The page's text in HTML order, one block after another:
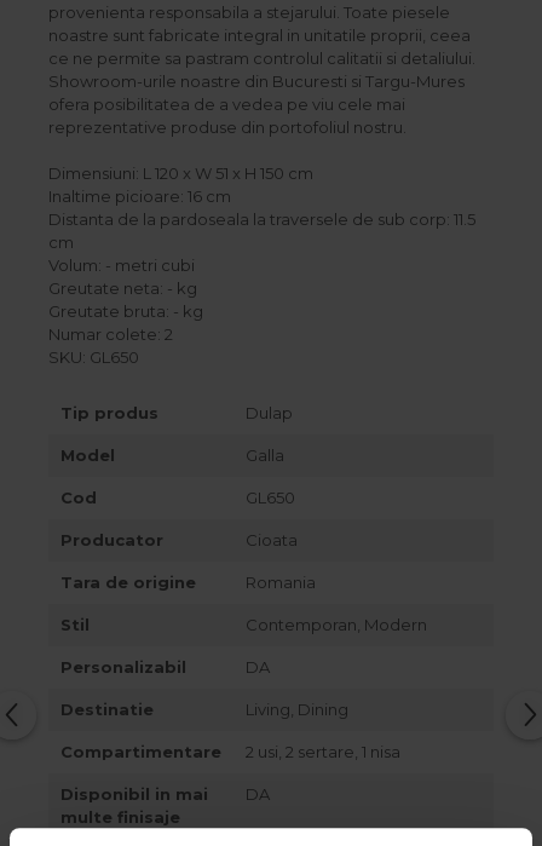
provenienta responsabila a stejarului. Toate piesele
noastre sunt fabricate integral in unitatile proprii, ceea
ce ne permite sa pastram controlul calitatii si detaliului.
Showroom-urile noastre din Bucuresti si Targu-Mures
ofera posibilitatea de a vedea pe viu cele mai
reprezentative produse din portofoliul nostru.
Dimensiuni: L 120 x W 51 x H 150 cm
Inaltime picioare: 16 cm
Distanta de la pardoseala la traversele de sub corp: 11.5
cm
Volum: - metri cubi
Greutate neta: - kg
Greutate bruta: - kg
Numar colete: 2
SKU: GL650
Tip produs Dulap
Model Galla
Cod GL650
Producator Cioata
Tara de origine Romania
Stil Contemporan, Modern
Personalizabil DA
Destinatie Living, Dining
Compartimentare 2 usi, 2 sertare, 1 nisa
Disponibil in mai
multe finisaje
DA